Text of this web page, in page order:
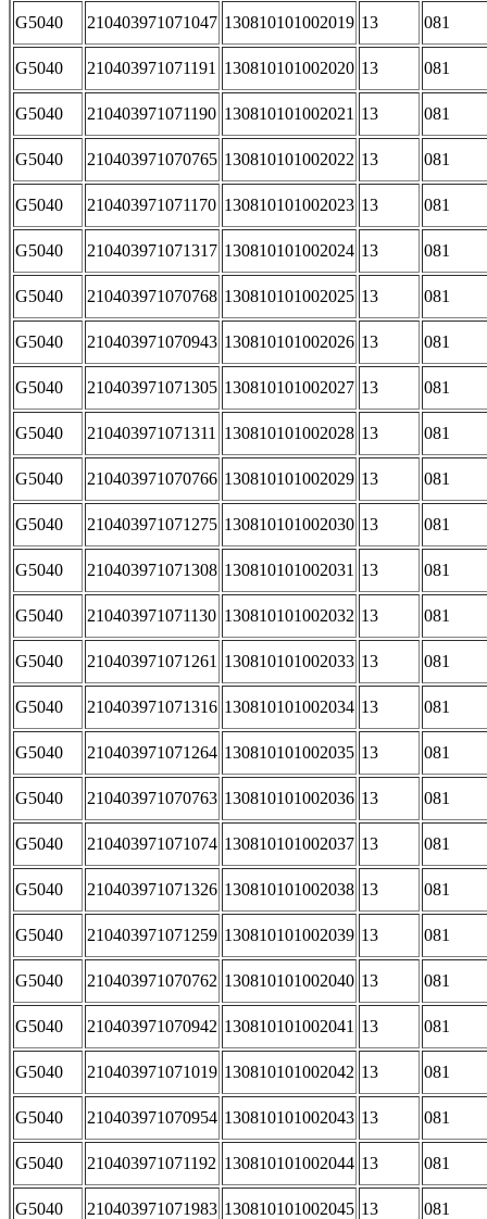
G5040 210403971071047 130810101002019 13 081
G5040 210403971071191 130810101002020 13 081
G5040 210403971071190 130810101002021 13 081
G5040 210403971070765 130810101002022 13 081
G5040 210403971071170 130810101002023 13 081
G5040 210403971071317 130810101002024 13 081
G5040 210403971070768 130810101002025 13 081
G5040 210403971070943 130810101002026 13 081
G5040 210403971071305 130810101002027 13 081
G5040 210403971071311 130810101002028 13 081
G5040 210403971070766 130810101002029 13 081
G5040 210403971071275 130810101002030 13 081
G5040 210403971071308 130810101002031 13 081
G5040 210403971071130 130810101002032 13 081
G5040 210403971071261 130810101002033 13 081
G5040 210403971071316 130810101002034 13 081
G5040 210403971071264 130810101002035 13 081
G5040 210403971070763 130810101002036 13 081
G5040 210403971071074 130810101002037 13 081
G5040 210403971071326 130810101002038 13 081
G5040 210403971071259 130810101002039 13 081
G5040 210403971070762 130810101002040 13 081
G5040 210403971070942 130810101002041 13 081
G5040 210403971071019 130810101002042 13 081
G5040 210403971070954 130810101002043 13 081
G5040 210403971071192 130810101002044 13 081
G5040 210403971071983 130810101002045 13 081